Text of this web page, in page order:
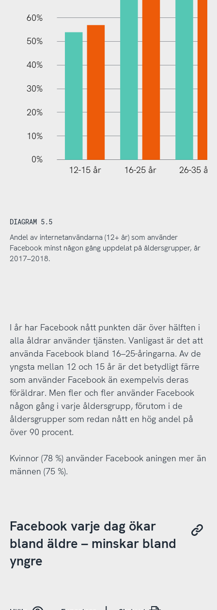
10%
60%
50%
40%
30%
20%
10%
0%
12-15 år 16-25 år 26-35 år
DIAGRAM 5.5
Andel av internetanvändarna (12+ år) som använder
Facebook minst någon gång uppdelat på åldersgrupper, år
2017–2018.
I år har Facebook nått punkten där över hälften i
alla åldrar använder tjänsten. Vanligast är det att
använda Facebook bland 16–25-åringarna. Av de
yngsta mellan 12 och 15 år är det betydligt färre
som använder Facebook än exempelvis deras
föräldrar. Men fler och fler använder Facebook
någon gång i varje åldersgrupp, förutom i de
åldersgrupper som redan nått en hög andel på
över 90 procent.
Kvinnor (78 %) använder Facebook aningen mer än
männen (75 %).
Facebook varje dag ökar
bland äldre – minskar bland
yngre